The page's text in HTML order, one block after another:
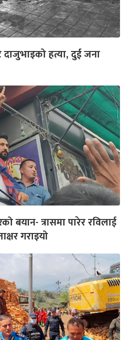
दाजुभाइको हत्या, दुई जना
बयान- त्रासमा पारेर रविलाई
गराइयो